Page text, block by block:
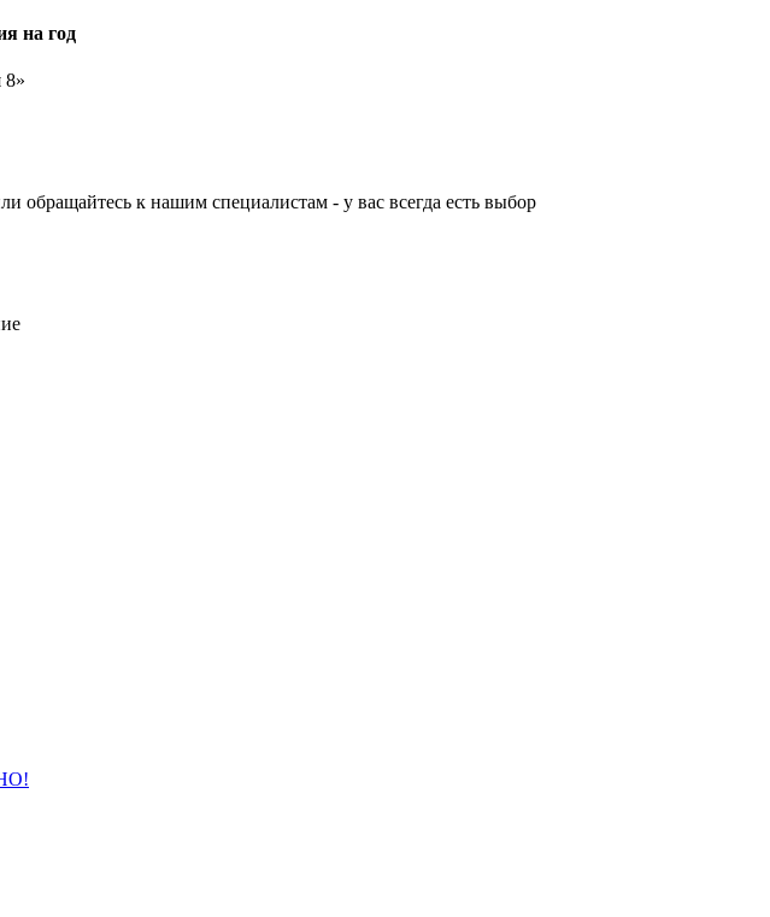
на год
8»
к нашим специалистам - у вас всегда есть выбор